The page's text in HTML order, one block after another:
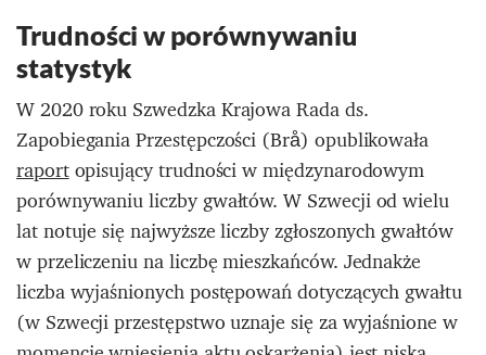
Trudności w porównywaniu
statystyk
W 2020 roku Szwedzka Krajowa Rada ds.
Zapobiegania Przestępczości (Brå) opublikowała
raportopisujący trudności w międzynarodowym
porównywaniu liczby gwałtów. W Szwecji od wielu
lat notuje się najwyższe liczby zgłoszonych gwałtów
w przeliczeniu na liczbę mieszkańców. Jednakże
liczba wyjaśnionych postępowań dotyczących gwałtu
(w Szwecji przestępstwo uznaje się za wyjaśnione w